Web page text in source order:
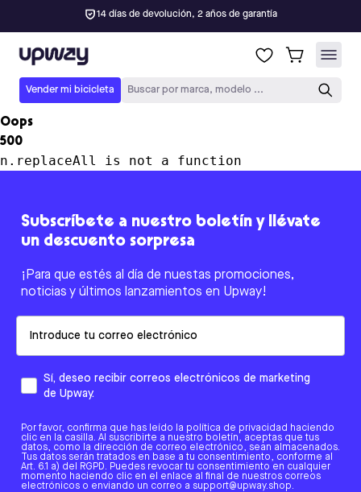
14 días de devolución, 2 años de garantía
Upway
Vender mi bicicleta Buscar por marca, modelo ...
Oops
500
n.replaceAll is not a function
Subscríbete a nuestro boletín y llévate
un descuento sorpresa
¡Para que estés al día de nuestas promociones,
noticias y últimos lanzamientos en Upway!
Sí, deseo recibir correos electrónicos de marketing
de Upway.
Por favor, confirma que has leído la política de privacidad haciendo
clic en la casilla. Al suscribirte a nuestro boletín, aceptas que tus
datos, como la dirección de correo electrónico, sean almacenados.
Tus datos serán tratados en base a tu consentimiento, conforme al
Art. 6.1 a) del RGPD. Puedes revocar tu consentimiento en cualquier
momento haciendo clic en el enlace al final de nuestros correos
electrónicos o enviando un correo a support@upway.shop.